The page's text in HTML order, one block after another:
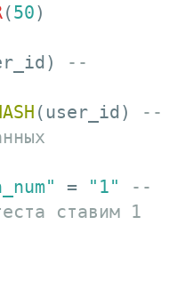
(50)
--
(user_id)
--
= "1"
--
ставим 1